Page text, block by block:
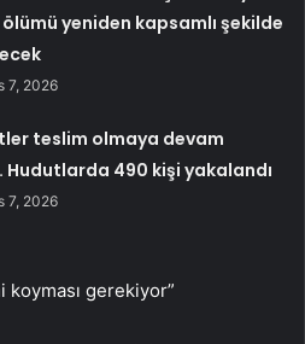
yeniden kapsamlı şekilde
7, 2026
teslim olmaya devam
Hudutlarda 490 kişi yakalandı
7, 2026
koyması gerekiyor”